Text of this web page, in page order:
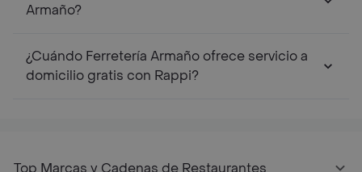
Armaño?
¿Cuándo Ferretería Armaño ofrece servicio a
domicilio gratis con Rappi?
Top Marcas y Cadenas de Restaurantes